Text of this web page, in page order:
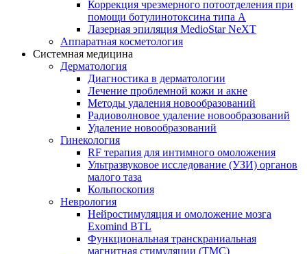
Коррекция чрезмерного потоотделения при
помощи ботулинотоксина типа А
Лазерная эпиляция MedioStar NeXT
Аппаратная косметология
Системная медицина
Дерматология
Диагностика в дерматологии
Лечение проблемной кожи и акне
Методы удаления новообразований
Радиоволновое удаление новообразований
Удаление новообразований
Гинекология
RF терапия для интимного омоложения
Ультразвуковое исследование (УЗИ) органов
малого таза
Кольпоскопия
Неврология
Нейростимуляция и омоложение мозга
Exomind BTL
Функциональная транскраниальная
магнитная стимуляции (ТМС)